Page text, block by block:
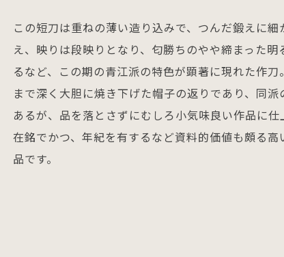
この短刀は重ねの薄い造り込みで、つんだ鍛えに
え、映りは段映りとなり、匂勝ちのやや締まった
るなど、この期の青江派の特色が顕著に現れた作
まで深く大胆に焼き下げた帽子の返りであり、同
あるが、品を落とさずにむしろ小気味良い作品に仕
在銘でかつ、年紀を有するなど資料的価値も頗る
品です。